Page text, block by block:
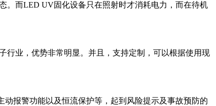
。而LED UV固化设备只在照射时才消耗电力，而在待机
行业，优势非常明显。并且，支持定制，可以根据使用现
报警功能以及恒流保护等，起到风险提示及事故预防的